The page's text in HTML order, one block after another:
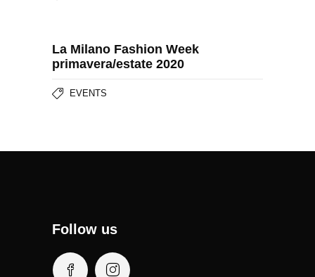
La Milano Fashion Week
primavera/estate 2020
EVENTS
Follow us